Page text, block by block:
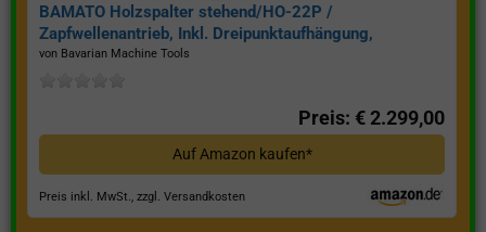
BAMATO Holzspalter stehend/HO-22P /
Zapfwellenantrieb, Inkl. Dreipunktaufhängung,
Spaltkraft 22 Tonnen*
von Bavarian Machine Tools
Preis: € 2.299,00
Auf Amazon kaufen*
Preis inkl. MwSt., zzgl. Versandkosten